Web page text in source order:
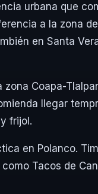
urbana que
a la zona
en Santa
zona Coapa-
llegar
frijol.
en Polanco.
Tacos de